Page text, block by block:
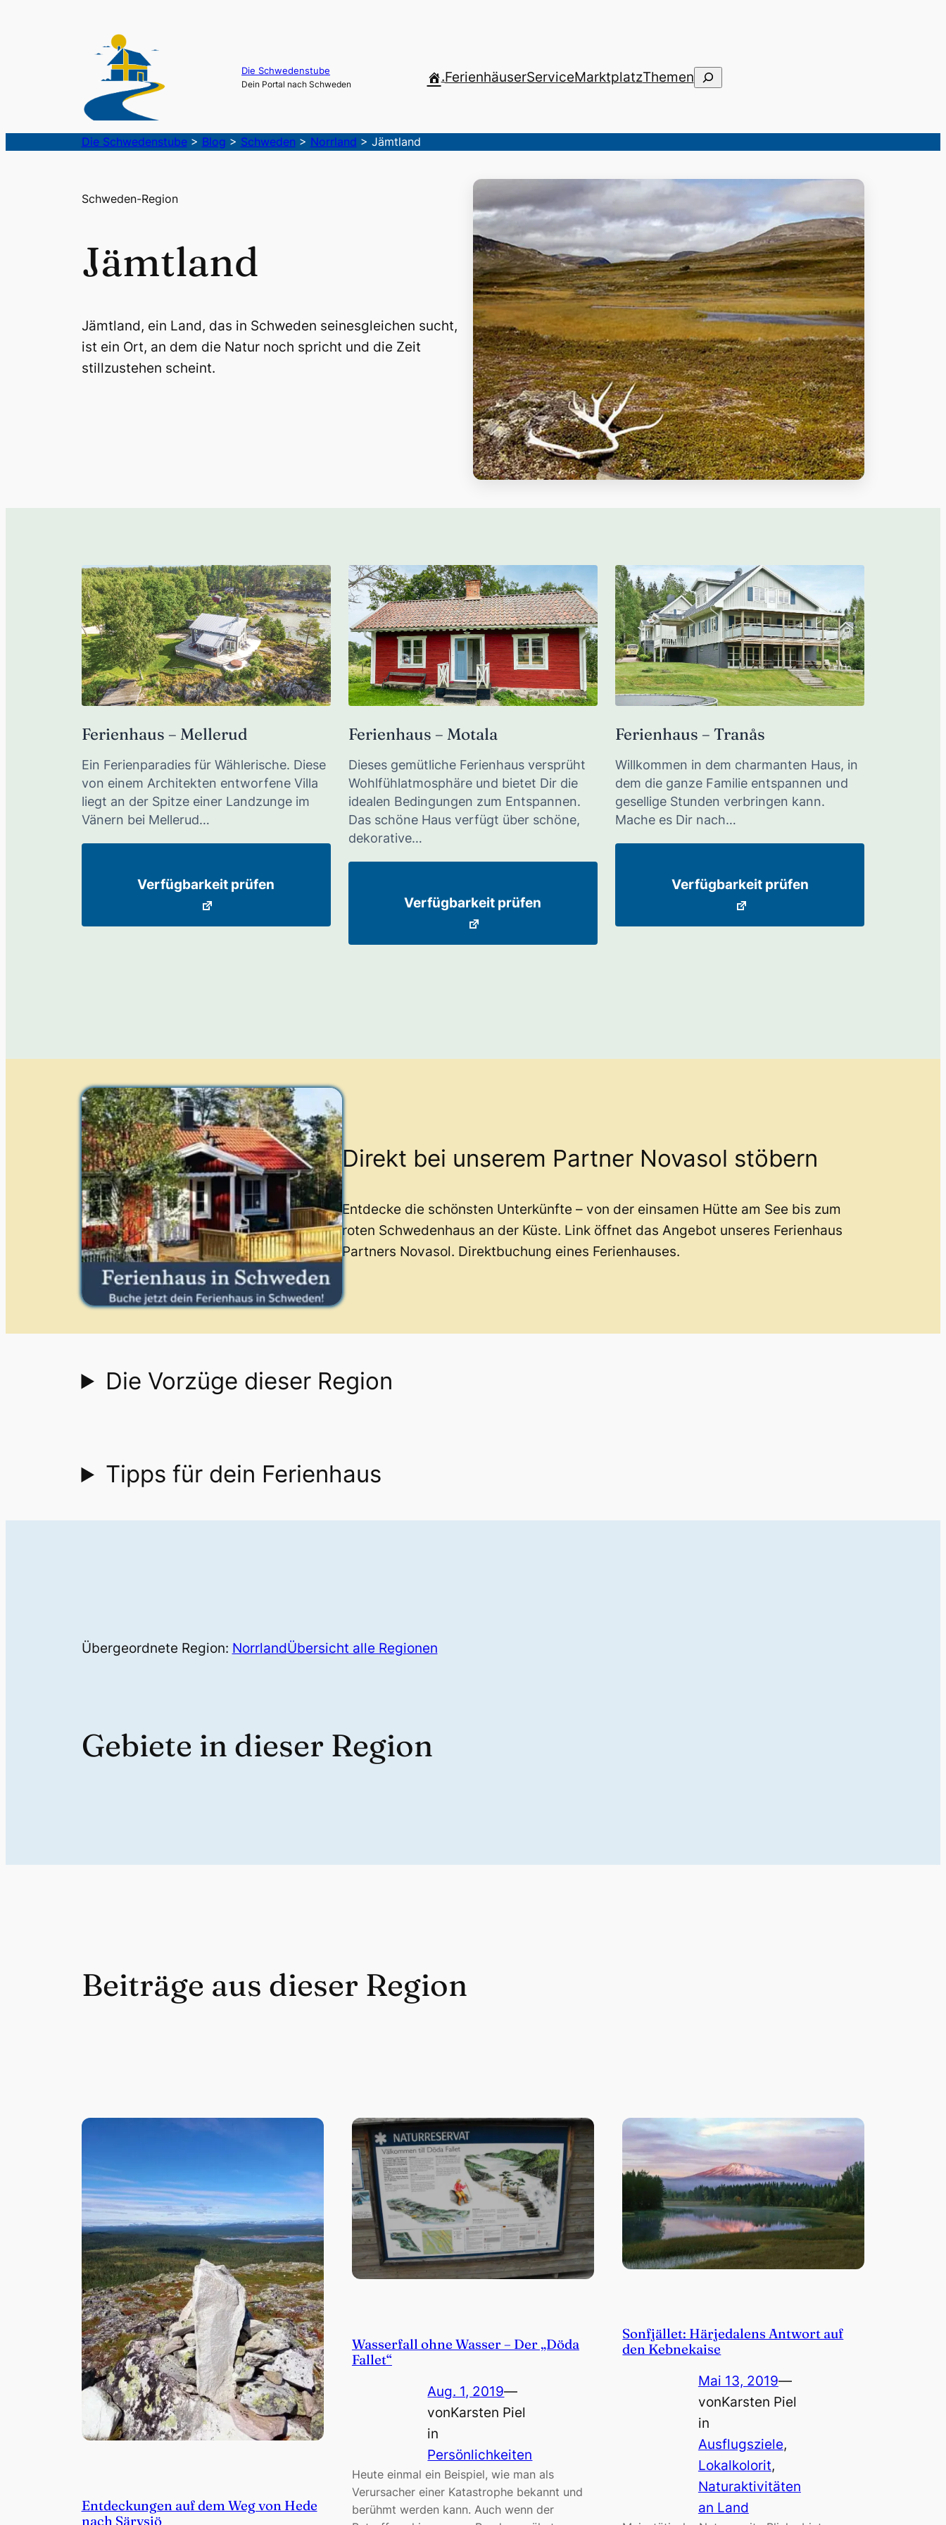
Die Schwedenstube
Dein Portal nach Schweden .FerienhäuserServiceMarktplatzThemenSuchen
Die Schwedenstube> Blog > Schweden > Norrland > Jämtland
Schweden-Region
Jämtland
Jämtland, ein Land, das in Schweden seinesgleichen sucht,
ist ein Ort, an dem die Natur noch spricht und die Zeit
stillzustehen scheint.
Ferienhaus – Mellerud
Ein Ferienparadies für Wählerische. Diese
von einem Architekten entworfene Villa
liegt an der Spitze einer Landzunge im
Vänern bei Mellerud…
Verfügbarkeit prüfen
Ferienhaus – Motala
Dieses gemütliche Ferienhaus versprüht
Wohlfühlatmosphäre und bietet Dir die
idealen Bedingungen zum Entspannen.
Das schöne Haus verfügt über schöne,
dekorative…
Verfügbarkeit prüfen
Ferienhaus – Tranås
Willkommen in dem charmanten Haus, in
dem die ganze Familie entspannen und
gesellige Stunden verbringen kann.
Mache es Dir nach…
Verfügbarkeit prüfen
Direkt bei unserem Partner Novasol stöbern
Entdecke die schönsten Unterkünfte – von der einsamen Hütte am See bis zum
roten Schwedenhaus an der Küste. Link öffnet das Angebot unseres Ferienhaus
Partners Novasol. Direktbuchung eines Ferienhauses.
Die Vorzüge dieser Region
Tipps für dein Ferienhaus
Übergeordnete Region: NorrlandÜbersicht alle Regionen
Gebiete in dieser Region
Beiträge aus dieser Region
Entdeckungen auf dem Weg von Hede
nach Särvsjö
Wasserfall ohne Wasser – Der „Döda
Fallet“
Aug. 1, 2019—
vonKarsten Piel
in
Persönlichkeiten
Heute einmal ein Beispiel, wie man als
Verursacher einer Katastrophe bekannt und
berühmt werden kann. Auch wenn der
Sonfjället: Härjedalens Antwort auf
den Kebnekaise
Mai 13, 2019—
vonKarsten Piel
in
Ausflugsziele
Lokalkolorit
Naturaktivitäten
an Land